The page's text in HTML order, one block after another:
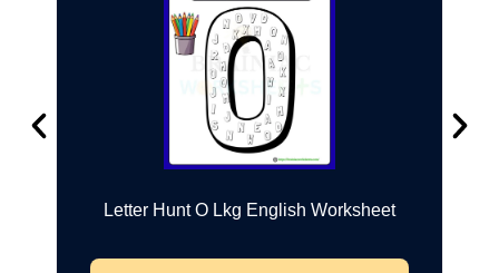
Letter Hunt O Lkg English Worksheet